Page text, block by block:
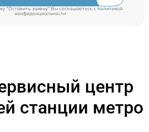
"Оставить заявку" Вы соглашаетесь c политикой
конфиденциальности
центр
станции метро